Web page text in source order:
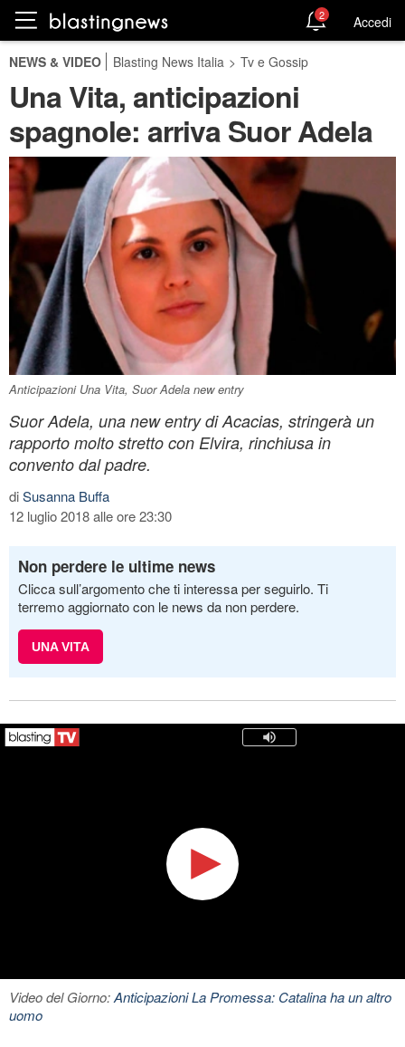
2 Accedi
NEWS & VIDEO Blasting News Italia > Tv e Gossip
Una Vita, anticipazioni
spagnole: arriva Suor Adela
Anticipazioni Una Vita, Suor Adela new entry
Suor Adela, una new entry di Acacias, stringerà un
rapporto molto stretto con Elvira, rinchiusa in
convento dal padre.
diSusanna Buffa
12 luglio 2018 alle ore 23:30
Non perdere le ultime news
Clicca sull’argomento che ti interessa per seguirlo. Ti
terremo aggiornato con le news da non perdere.
UNA VITA
Video del Giorno:Anticipazioni La Promessa: Catalina ha un altro
uomo